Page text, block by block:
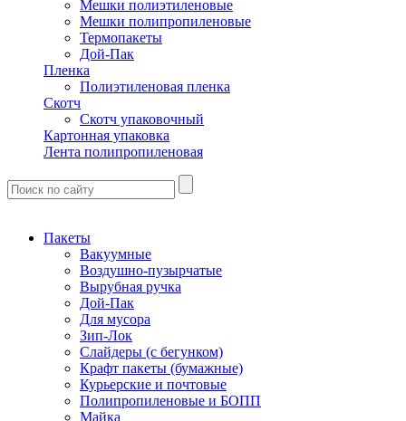
Мешки полиэтиленовые
Мешки полипропиленовые
Термопакеты
Дой-Пак
Пленка
Полиэтиленовая пленка
Скотч
Скотч упаковочный
Картонная упаковка
Лента полипропиленовая
Пакеты
Вакуумные
Воздушно-пузырчатые
Вырубная ручка
Дой-Пак
Для мусора
Зип-Лок
Слайдеры (с бегунком)
Крафт пакеты (бумажные)
Курьерские и почтовые
Полипропиленовые и БОПП
Майка